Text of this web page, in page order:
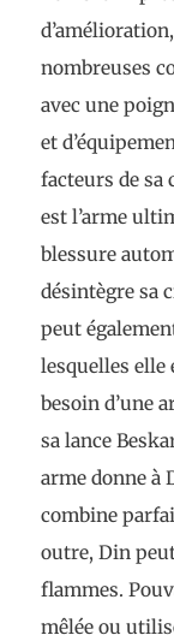
nombreuses
avec une
et
facteurs de sa
est l’arme
blessure
désintègre sa
peut
lesquelles elle
besoin d’une
sa lance
arme donne à
combine
outre, Din
flammes.
mêlée ou